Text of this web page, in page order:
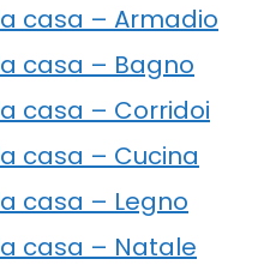
casa – Armadio
casa – Bagno
casa – Corridoi
casa – Cucina
casa – Legno
casa – Natale